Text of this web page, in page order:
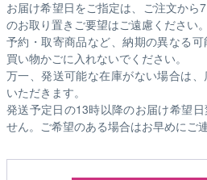
お届け希望日をご指定は、ご注文から
のお取り置きご要望はご遠慮ください。
予約・取寄商品など、納期の異なる
買い物かごに入れないでください。
万一、発送可能な在庫がない場合は
いただきます。
発送予定日の13時以降のお届け希望
せん。ご希望のある場合はお早めにご